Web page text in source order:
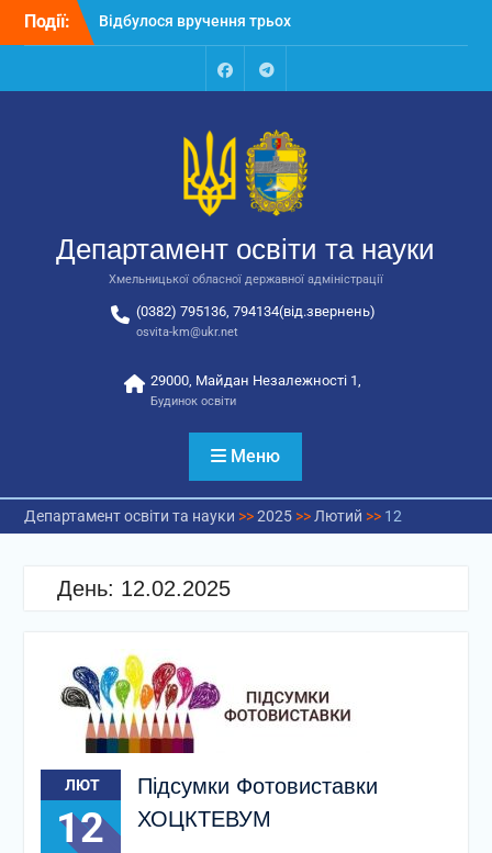
Перейти
Події:
Відбулося вручення трьох
автобусів для потреб
Відбулося засідання
освіти та науки обласної
державної адміністрації
Відбулась обласна
національно-патріотичне
виховання
FacebookTalegram
Департамент освіти та науки
Хмельницької обласної державної адміністрації
(0382) 795136, 794134(від.звернень)
osvita-km@ukr.net
29000, Майдан Незалежності 1,
Будинок освіти
Меню
Департамент освіти та науки >>2025>> Лютий >> 12
День: 12.02.2025
ЛЮТ
12
Підсумки Фотовиставки
ХОЦКТЕВУМ